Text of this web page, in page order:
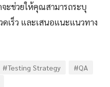
ะช่วยให้คุณสามารถระบุ
เร็ว และเสนอแนะแนวทาง
#Testing Strategy
#QA